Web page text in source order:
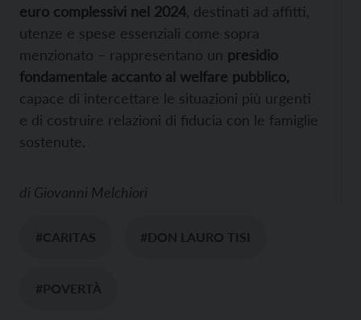
euro complessivi nel 2024 , destinati ad affitti,
utenze e spese essenziali come sopra
menzionato – rappresentano un presidio
fondamentale accanto al welfare pubblico,
capace di intercettare le situazioni più urgenti
e di costruire relazioni di fiducia con le famiglie
sostenute.
di Giovanni Melchiori
#CARITAS #DON LAURO TISI
#POVERTÀ